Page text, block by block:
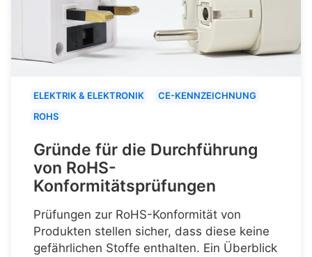
ELEKTRIK & ELEKTRONIK
CE-KENNZEICHNUNG
ROHS
Gründe für die Durchführung
von RoHS-
Konformitätsprüfungen
Prüfungen zur RoHS-Konformität von
Produkten stellen sicher, dass diese keine
gefährlichen Stoffe enthalten. Ein Überblick